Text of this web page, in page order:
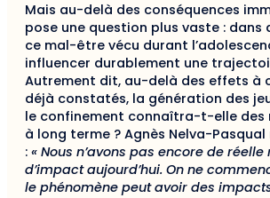
Mais au-delà des conséquences
pose une question plus vaste : dans
ce mal-être vécu durant
influencer durablement une
Autrement dit, au-delà des effets à
déjà constatés, la génération des
le confinement connaîtra-t-elle des
à long terme ? Agnès Nelva-
: « Nous n’avons pas encore de réelle
d’impact aujourd’hui. On ne
le phénomène peut avoir des